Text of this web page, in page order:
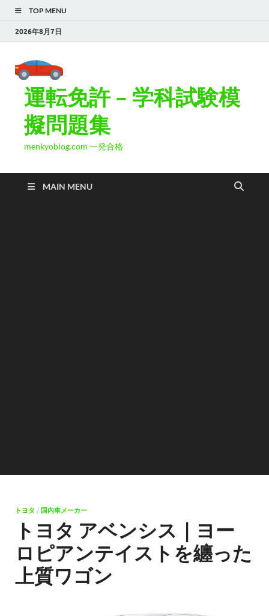
TOP MENU
2026年8月7日
運転免許 – 学科試験模
擬問題集
menkyoblog.com 一発合格
MAIN MENU
トヨタ / 国内車メーカー
トヨタ アベンシス｜ヨー
ロピアンテイストを纏った
上質ワゴン